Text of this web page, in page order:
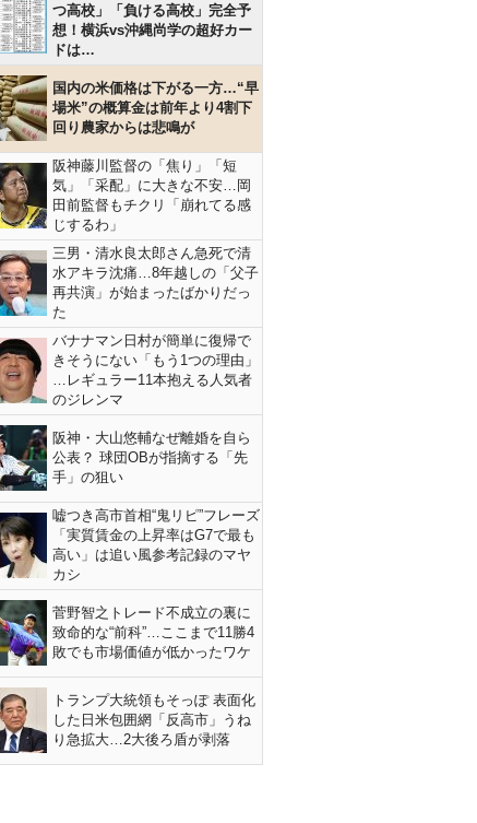
つ高校」「負ける高校」完全予
想！横浜vs沖縄尚学の超好カー
ドは…
国内の米価格は下がる一方…“早
場米”の概算金は前年より4割下
回り農家からは悲鳴が
阪神藤川監督の「焦り」「短
気」「采配」に大きな不安…岡
田前監督もチクリ「崩れてる感
じするわ」
三男・清水良太郎さん急死で清
水アキラ沈痛…8年越しの「父子
再共演」が始まったばかりだっ
た
バナナマン日村が簡単に復帰で
きそうにない「もう1つの理由」
…レギュラー11本抱える人気者
のジレンマ
阪神・大山悠輔なぜ離婚を自ら
公表？ 球団OBが指摘する「先
手」の狙い
嘘つき高市首相“鬼リピ”フレーズ
「実質賃金の上昇率はG7で最も
高い」は追い風参考記録のマヤ
カシ
菅野智之トレード不成立の裏に
致命的な“前科”…ここまで11勝4
敗でも市場価値が低かったワケ
トランプ大統領もそっぽ 表面化
した日米包囲網「反高市」うね
り急拡大…2大後ろ盾が剥落